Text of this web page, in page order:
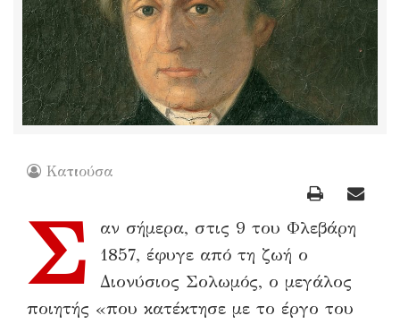
Κατιούσα
Σ
αν σήμερα, στις 9 του Φλεβάρη
1857, έφυγε από τη ζωή ο
Διονύσιος Σολωμός, ο μεγάλος
ποιητής «που κατέκτησε με το έργο του